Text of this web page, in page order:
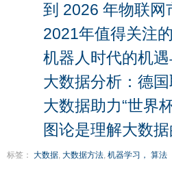
到 2026 年物联网
2021年值得关注
机器人时代的机
大数据分析：德
大数据助力“世界
图论是理解大数
标签： 大数据, 大数据方法, 机器学习， 算法